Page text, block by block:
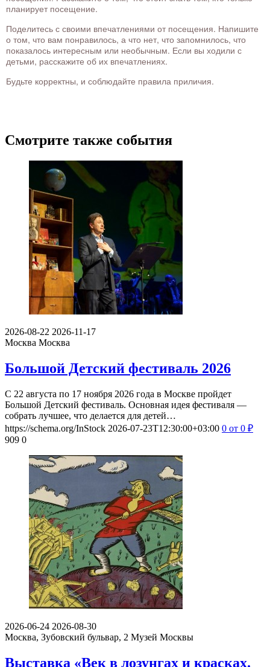
планирует посещение.
Поделитесь с своими впечатлениями от посещения. Напишите
о том, что вам понравилось, а что нет, что запомнилось, что
показалось интересным или необычным. Если вы ходили с
детьми, расскажите об их впечатлениях.
Будьте корректны, и соблюдайте правила приличия.
Смотрите также события
2026-08-22 2026-11-17
Москва Москва
Большой Детский фестиваль 2026
С 22 августа по 17 ноября 2026 года в Москве пройдет
Большой Детский фестиваль. Основная идея фестиваля —
собрать лучшее, что делается для детей…
https://schema.org/InStock 2026-07-23T12:30:00+03:00 0 от 0 ₽
909 0
2026-06-24 2026-08-30
Москва, Зубовский бульвар, 2 Музей Москвы
Выставка «Век в лозунгах и красках.